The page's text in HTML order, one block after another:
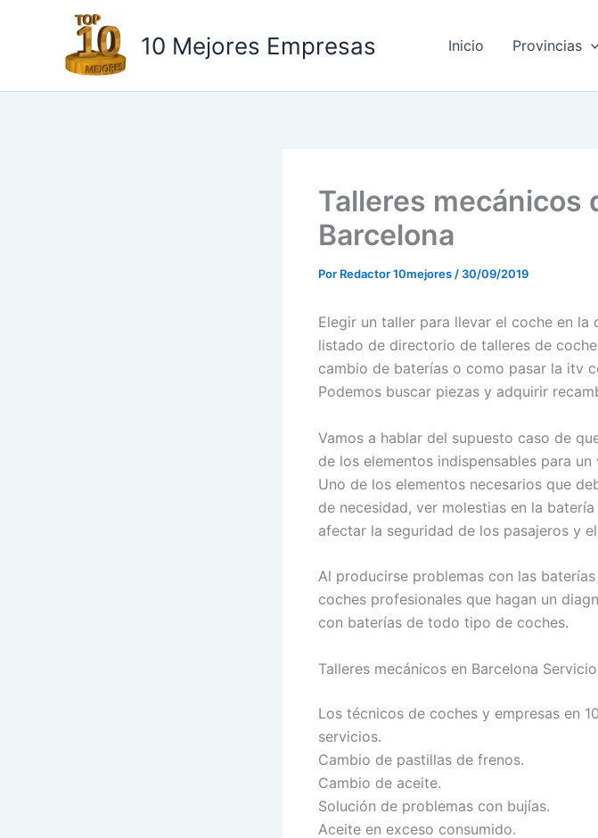
contenido
10 Mejores Empresas Inicio Provincias
Talleres mecánicos
Barcelona
Por Redactor 10mejores / 30/09/2019
Elegir un taller para llevar el coche en la
listado de directorio de talleres de
cambio de baterías o como pasar la itv
Podemos buscar piezas y adquirir
Vamos a hablar del supuesto caso de
de los elementos indispensables para un
Uno de los elementos necesarios que
de necesidad, ver molestias en la
afectar la seguridad de los pasajeros y
Al producirse problemas con las
coches profesionales que hagan un
con baterías de todo tipo de coches.
Talleres mecánicos en Barcelona
Los técnicos de coches y empresas en
servicios.
Cambio de pastillas de frenos.
Cambio de aceite.
Solución de problemas con bujías.
Aceite en exceso consumido.